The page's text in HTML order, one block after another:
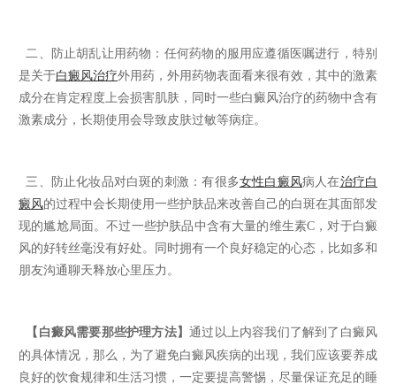
二、防止胡乱让用药物：任何药物的服用应遵循医嘱进行，特别
是关于白癜风治疗外用药，外用药物表面看来很有效，其中的激素
成分在肯定程度上会损害肌肤，同时一些白癜风治疗的药物中含有
激素成分，长期使用会导致皮肤过敏等病症。
三、防止化妆品对白斑的刺激：有很多女性白癜风病人在治疗白
癜风的过程中会长期使用一些护肤品来改善自己的白斑在其面部发
现的尴尬局面。不过一些护肤品中含有大量的维生素C，对于白癜
风的好转丝毫没有好处。同时拥有一个良好稳定的心态，比如多和
朋友沟通聊天释放心里压力。
【白癜风需要那些护理方法】通过以上内容我们了解到了白癜风
的具体情况，那么，为了避免白癜风疾病的出现，我们应该要养成
良好的饮食规律和生活习惯，一定要提高警惕，尽量保证充足的睡